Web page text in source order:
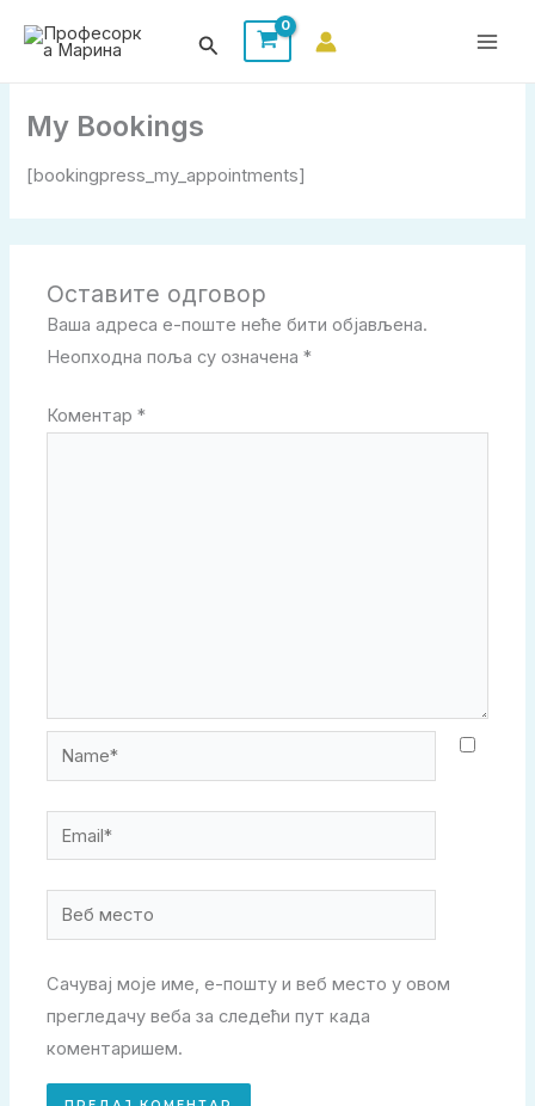
Претрага
My Bookings
[bookingpress_my_appointments]
Оставите одговор
Ваша адреса е-поште неће бити објављена.
Неопходна поља су означена*
Коментар*
Name*
Email*
Веб
место
Сачувај моје име, е-пошту и веб место у овом
прегледачу веба за следећи пут када
коментаришем.